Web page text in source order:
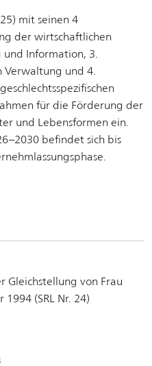
mit seinen 4
der wirtschaftlichen
und Information, 3.
Verwaltung und 4.
für die Förderung der
und Lebensformen ein.
befindet sich bis
Gleichstellung von Frau
(SRL Nr. 24)